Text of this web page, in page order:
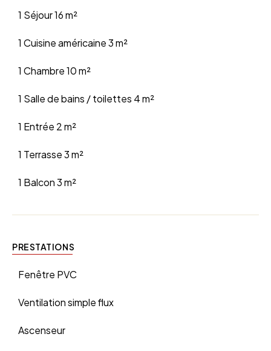
1 Séjour16 m²
1 Cuisine américaine3 m²
1 Chambre10 m²
1 Salle de bains / toilettes 4 m²
1 Entrée 2 m²
1 Terrasse3 m²
1 Balcon3 m²
PRESTATIONS
Fenêtre PVC
Ventilation simple flux
Ascenseur